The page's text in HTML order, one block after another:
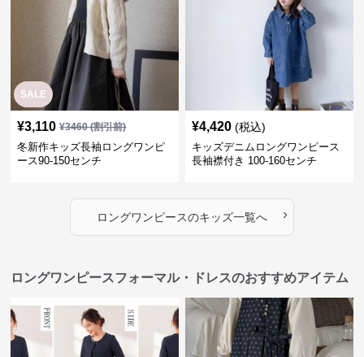
SALE
¥3,110 ¥3460(割引前)
冬新作キッズ長袖ロングワンピ
ース90-150センチ
¥4,420 (税込)
キッズデニムロングワンピース
長袖襟付き 100-160センチ
ロングワンピースのキッズ一覧へ ›
ロングワンピースフォーマル・ドレスのおすすめアイテム